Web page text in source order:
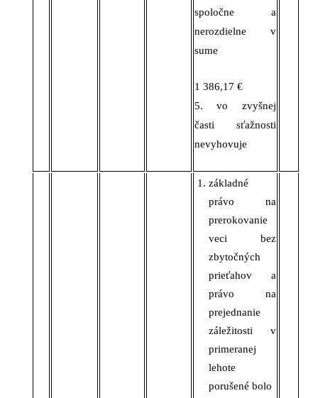
spoločne a
nerozdielne v
sume
1 386,17 €
5. vo zvyšnej
časti sťažnosti
nevyhovuje
základné
právo na
prerokovanie
veci bez
zbytočných
prieťahov a
právo na
prejednanie
záležitosti v
primeranej
lehote
porušené bolo